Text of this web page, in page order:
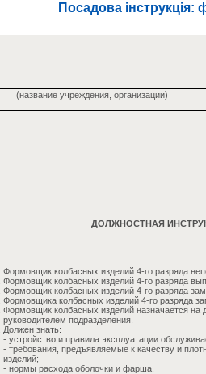
Посадова
(название учреждения, организации)
ДОЛЖНОСТНАЯ
Формовщик колбасных изделий 4-го разряда
Формовщик колбасных изделий 4-го разряда
Формовщик колбасных изделий 4-го разряда
Формовщика колбасных изделий 4-го разряда
Формовщик колбасных изделий назначается на
руководителем подразделения.
Должен знать:
- устройство и правила эксплуатации
- требования, предъявляемые к качеству и
изделий;
- нормы расхода оболочки и фарша.